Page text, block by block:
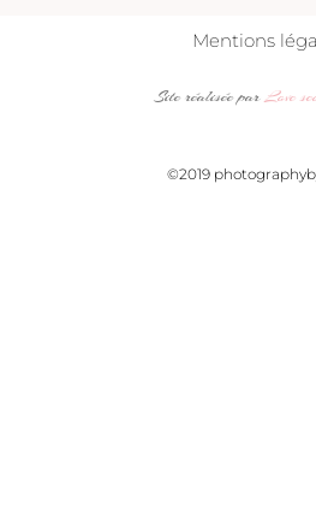
Mentions
Site réalisée par Love
©2019